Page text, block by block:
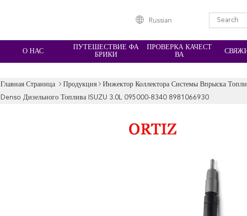
Russian
О НАС
ПУТЕШЕСТВИЕ ФА
БРИКИ
ПРОВЕРКА КАЧЕСТ
ВА
Главная Страница Продукция Инжектор Коллектора Системы Впрыска
Denso Дизельного Топлива ISUZU 3.0L 095000-8340 8981066930